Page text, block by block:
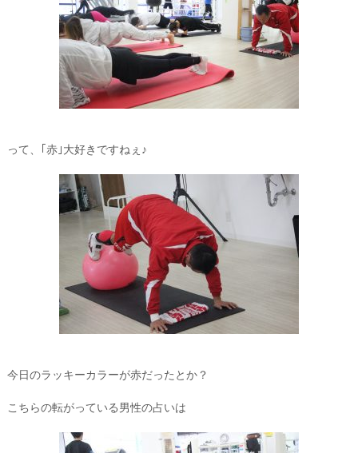
って、｢赤｣大好きですねぇ♪
今日のラッキーカラーが赤だったとか？
こちらの転がっている男性の占いは